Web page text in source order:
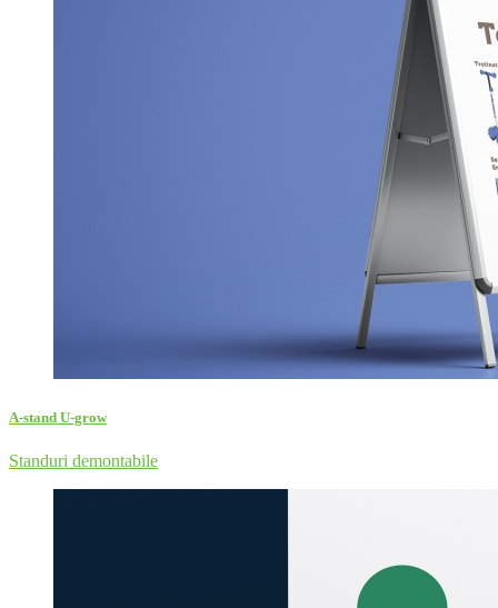
A-stand U-grow
Standuri demontabile